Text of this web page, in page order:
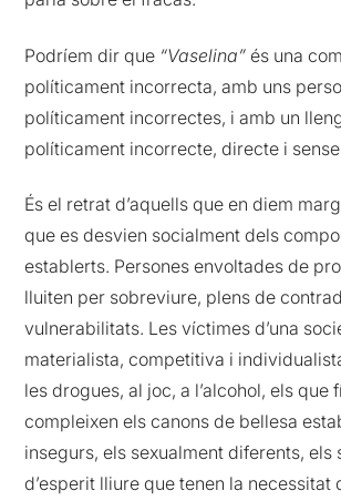
Podríem dir que “Vaselina” és una
políticament incorrecta, amb uns
políticament incorrectes, i amb un
políticament incorrecte, directe i
És el retrat d’aquells que en diem
que es desvien socialment dels
establerts. Persones envoltades de
lluiten per sobreviure, plens de
vulnerabilitats. Les víctimes d’una
materialista, competitiva i
les drogues, al joc, a l’alcohol, els que
compleixen els canons de bellesa
insegurs, els sexualment diferents, els
d’esperit lliure que tenen la necessitat